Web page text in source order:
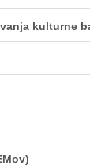
kulturne